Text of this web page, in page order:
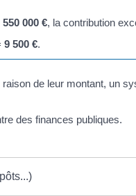
550 000 €, la contribution
9 500 €.
de leur montant, un
des finances publiques.